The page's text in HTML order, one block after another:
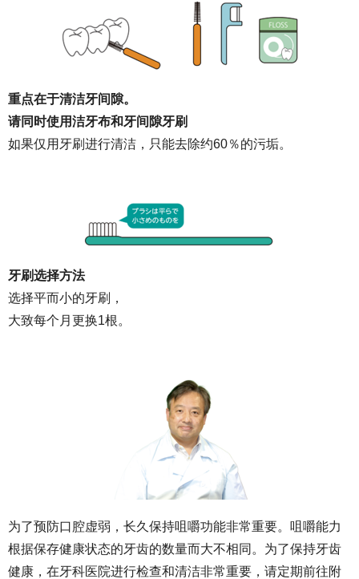
重点在于清洁牙间隙。
请同时使用洁牙布和牙间隙牙刷
如果仅用牙刷进行清洁，只能去除约60％的污垢。
牙刷选择方法
选择平而小的牙刷，
大致每个月更换1根。
为了预防口腔虚弱，长久保持咀嚼功能非常重要。咀嚼能力
根据保存健康状态的牙齿的数量而大不相同。为了保持牙齿
健康，在牙科医院进行检查和清洁非常重要，请定期前往附